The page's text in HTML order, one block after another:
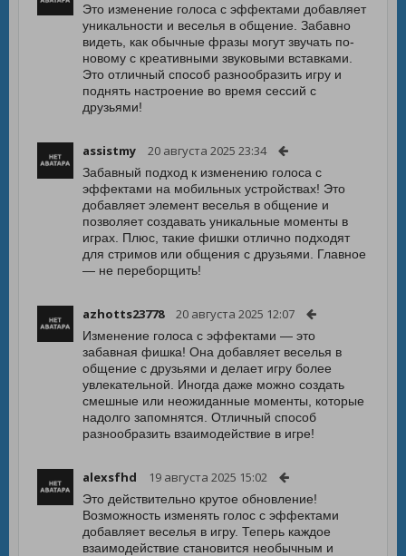
Это изменение голоса с эффектами добавляет
уникальности и веселья в общение. Забавно
видеть, как обычные фразы могут звучать по-
новому с креативными звуковыми вставками.
Это отличный способ разнообразить игру и
поднять настроение во время сессий с
друзьями!
assistmy 20 августа 2025 23:34
Забавный подход к изменению голоса с
эффектами на мобильных устройствах! Это
добавляет элемент веселья в общение и
позволяет создавать уникальные моменты в
играх. Плюс, такие фишки отлично подходят
для стримов или общения с друзьями. Главное
— не переборщить!
azhotts23778 20 августа 2025 12:07
Изменение голоса с эффектами — это
забавная фишка! Она добавляет веселья в
общение с друзьями и делает игру более
увлекательной. Иногда даже можно создать
смешные или неожиданные моменты, которые
надолго запомнятся. Отличный способ
разнообразить взаимодействие в игре!
alexsfhd 19 августа 2025 15:02
Это действительно крутое обновление!
Возможность изменять голос с эффектами
добавляет веселья в игру. Теперь каждое
взаимодействие становится необычным и